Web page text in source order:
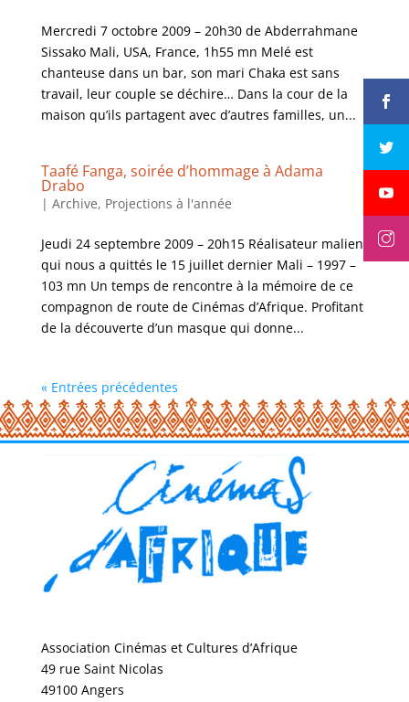
Mercredi 7 octobre 2009 – 20h30 de Abderrahmane
Sissako Mali, USA, France, 1h55 mn Melé est
chanteuse dans un bar, son mari Chaka est sans
travail, leur couple se déchire… Dans la cour de la
maison qu’ils partagent avec d’autres familles, un...
Taafé Fanga, soirée d’hommage à Adama
Drabo
| Archive, Projections à l'année
Jeudi 24 septembre 2009 – 20h15 Réalisateur malien,
qui nous a quittés le 15 juillet dernier Mali – 1997 –
103 mn Un temps de rencontre à la mémoire de ce
compagnon de route de Cinémas d’Afrique. Profitant
de la découverte d’un masque qui donne...
« Entrées précédentes
Association Cinémas et Cultures d’Afrique
49 rue Saint Nicolas
49100 Angers